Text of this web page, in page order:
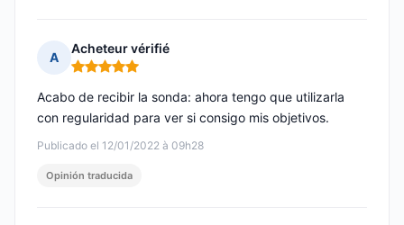
A
Acheteur vérifié
Nota: 5 de 5
Publicado el 12/01/2022 à 09h28
Acabo de recibir la sonda: ahora tengo que utilizarla
con regularidad para ver si consigo mis objetivos.
Opinión traducida